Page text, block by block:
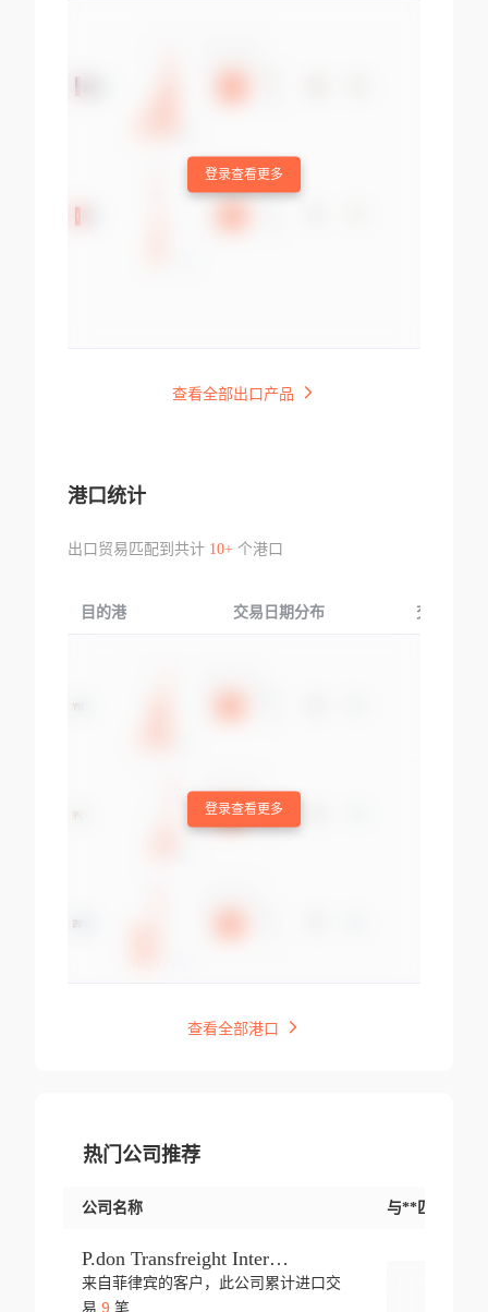
登录查看更多
查看全部出口产品
港口统计
出口贸易匹配到共计 10+个港口
目的港 交易日期分布 交易产品
登录查看更多
查看全部港口
热门公司推荐
公司名称 与**匹配交易
P.don Transfreight International
来自菲律宾的客户，此公司累计进口交
易 9 笔